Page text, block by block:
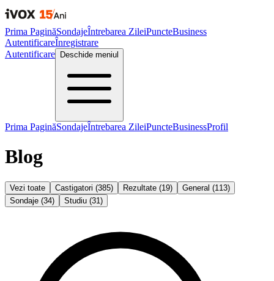
Prima PaginăSondajeÎntrebarea ZileiPuncteBusiness
AutentificareÎnregistrare
Autentificare
Deschide meniul
Prima PaginăSondajeÎntrebarea ZileiPuncteBusinessProfil
Blog
Vezi toate Castigatori (385) Rezultate (19) General (113)
Sondaje (34) Studiu (31 )